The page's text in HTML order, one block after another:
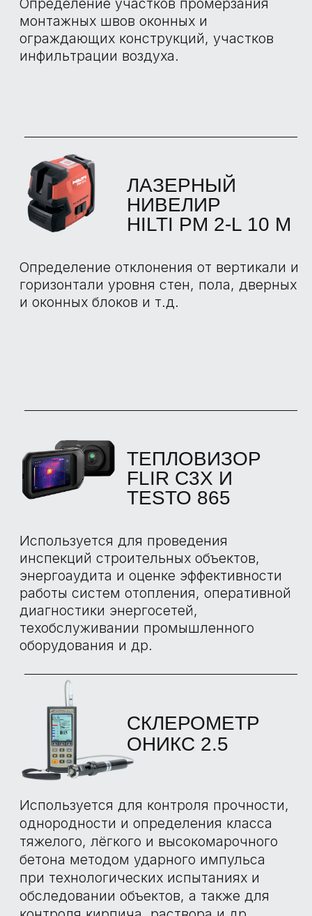
НАШИ
ПРЕИМУЩЕСТВА